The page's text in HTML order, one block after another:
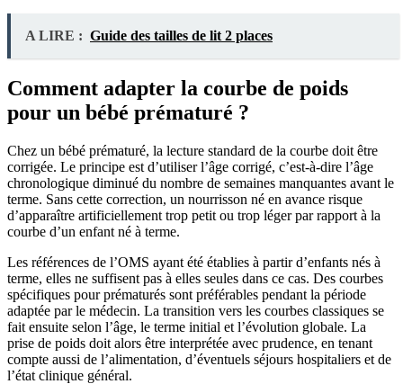
A LIRE : Guide des tailles de lit 2 places
Comment adapter la courbe de poids
pour un bébé prématuré ?
Chez un bébé prématuré, la lecture standard de la courbe doit être
corrigée. Le principe est d’utiliser l’âge corrigé, c’est-à-dire l’âge
chronologique diminué du nombre de semaines manquantes avant le
terme. Sans cette correction, un nourrisson né en avance risque
d’apparaître artificiellement trop petit ou trop léger par rapport à la
courbe d’un enfant né à terme.
Les références de l’OMS ayant été établies à partir d’enfants nés à
terme, elles ne suffisent pas à elles seules dans ce cas. Des courbes
spécifiques pour prématurés sont préférables pendant la période
adaptée par le médecin. La transition vers les courbes classiques se
fait ensuite selon l’âge, le terme initial et l’évolution globale. La
prise de poids doit alors être interprétée avec prudence, en tenant
compte aussi de l’alimentation, d’éventuels séjours hospitaliers et de
l’état clinique général.